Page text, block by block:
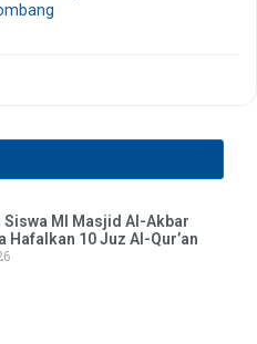
MI Masjid Al-Akbar
Hafalkan 10 Juz Al-Qur’an